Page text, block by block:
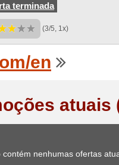
terminada
(3/5, 1x)
en
atuais
nenhumas ofertas